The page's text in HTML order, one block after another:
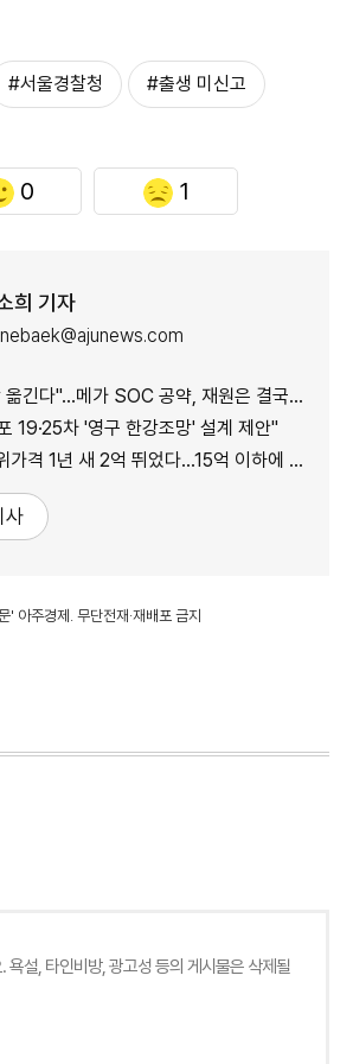
#서울경찰청 #출생 미신고
0 1
희 기자
긴다"…메가 SOC 공약, 재원은 결국 '땅'
19·25차 '영구 한강조망' 설계 제안"
1년 새 2억 뛰었다…15억 이하에 실수요 몰려
사
아주경제. 무단전재·재배포 금지